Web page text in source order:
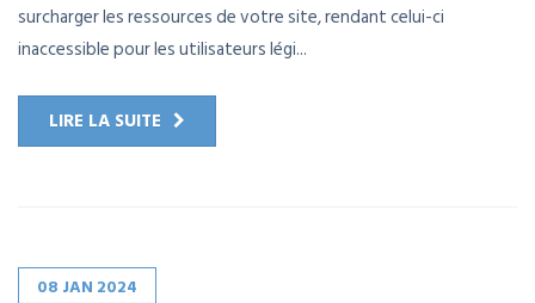
surcharger les ressources de votre site, rendant celui-ci
inaccessible pour les utilisateurs légi...
LIRE LA SUITE
08 JAN 2024